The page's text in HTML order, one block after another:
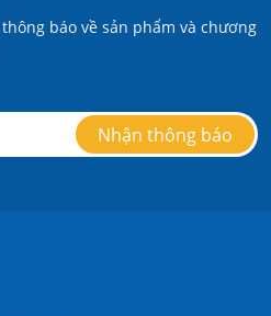
báo về sản phẩm và chương